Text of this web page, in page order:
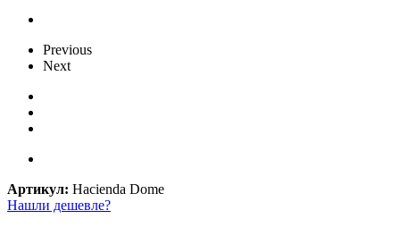
Previous
Next
Артикул: Hacienda Dome
Нашли дешевле?